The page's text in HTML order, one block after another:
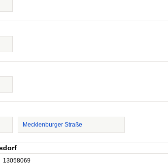
Mecklenburger Straße
13058069